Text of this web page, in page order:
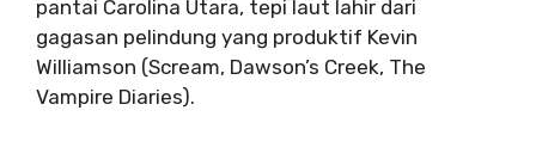
pantai Carolina Utara, tepi laut lahir dari
gagasan pelindung yang produktif Kevin
Williamson (Scream, Dawson’s Creek, The
Vampire Diaries).